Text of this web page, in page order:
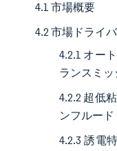
4.1 市場概要
4.2 市場ドライ
4.2.1 オー
ランスミ
4.2.2 超低
ンフルー
4.2.3 誘電